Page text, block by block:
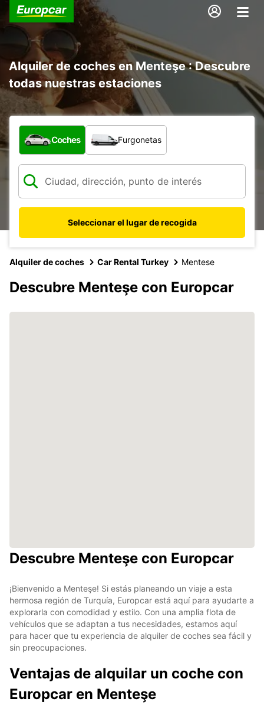
Alquiler de coches en Menteşe : Descubre
todas nuestras estaciones
¿Qué tipo de vehículo?
Coches Furgonetas
Seleccionar el lugar de recogida
Alquiler de coches Car Rental Turkey Mentese
Descubre Menteşe con Europcar
Descubre Menteşe con Europcar
¡Bienvenido a Menteşe! Si estás planeando un viaje a esta
hermosa región de Turquía, Europcar está aquí para ayudarte a
explorarla con comodidad y estilo. Con una amplia flota de
vehículos que se adaptan a tus necesidades, estamos aquí
para hacer que tu experiencia de alquiler de coches sea fácil y
sin preocupaciones.
Ventajas de alquilar un coche con
Europcar en Menteşe